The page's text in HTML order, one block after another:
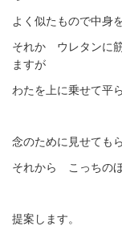
よく似たもので中身
それか ウレタンに
ますが
わたを上に乗せて平
念のために見せても
それから こっちの
提案します。